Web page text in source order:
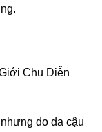
Chu Diễn
do da cậu